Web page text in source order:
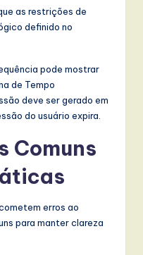
as restrições de
definido no
pode mostrar
de Tempo
deve ser gerado em
do usuário expira.
Comuns
erros ao
para manter clareza